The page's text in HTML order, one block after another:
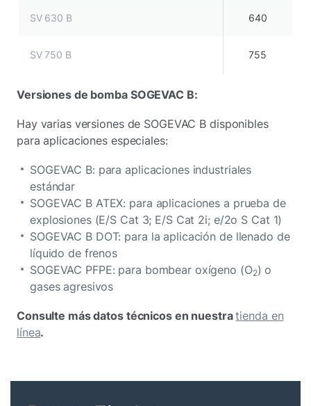
SV 630 B 640
SV 750 B 755
Versiones de bomba SOGEVAC B:
Hay varias versiones de SOGEVAC B disponibles
para aplicaciones especiales:
SOGEVAC B: para aplicaciones industriales
estándar
SOGEVAC B ATEX: para aplicaciones a prueba de
explosiones (E/S Cat 3; E/S Cat 2i; e/2o S Cat 1)
SOGEVAC B DOT: para la aplicación de llenado de
líquido de frenos
SOGEVAC PFPE: para bombear oxígeno (O2) o
gases agresivos
Consulte más datos técnicos en nuestratienda en
línea.